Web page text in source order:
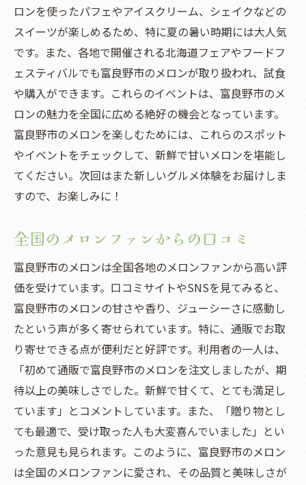
ロンを使ったパフェやアイスクリーム、シェイクなどの
スイーツが楽しめるため、特に夏の暑い時期には大人気
です。また、各地で開催される北海道フェアやフードフ
ェスティバルでも富良野市のメロンが取り扱われ、試食
や購入ができます。これらのイベントは、富良野市のメ
ロンの魅力を全国に広める絶好の機会となっています。
富良野市のメロンを楽しむためには、これらのスポット
やイベントをチェックして、新鮮で甘いメロンを堪能し
てください。次回はまた新しいグルメ体験をお届けしま
すので、お楽しみに！
全国のメロンファンからの口コミ
富良野市のメロンは全国各地のメロンファンから高い評
価を受けています。口コミサイトやSNSを見てみると、
富良野市のメロンの甘さや香り、ジューシーさに感動し
たという声が多く寄せられています。特に、通販でお取
り寄せできる点が便利だと好評です。利用者の一人は、
「初めて通販で富良野市のメロンを注文しましたが、期
待以上の美味しさでした。新鮮で甘くて、とても満足し
ています」とコメントしています。また、「贈り物とし
ても最適で、受け取った人も大変喜んでいました」とい
った意見も見られます。このように、富良野市のメロン
は全国のメロンファンに愛され、その品質と美味しさが